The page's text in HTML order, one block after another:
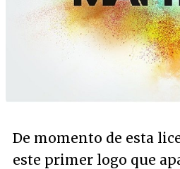
De momento de esta
este primer logo que